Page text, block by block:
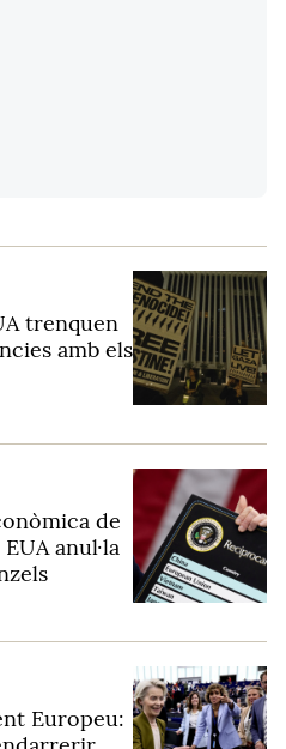
trenquen
amb els
de
anul·la
Europeu: